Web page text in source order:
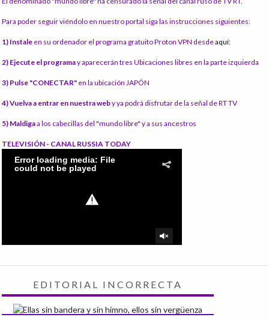
Para poder seguir viéndolo en nuestro portal siga las instrucciones siguientes:
1) Instale en su ordenador el programa gratuito Proton VPN desdeaquí:
2) Ejecute el programay aparecerán tres Ubicaciones libres en la parte izquierda
3) Pulse "CONECTAR" en la ubicación JAPÓN
4) Vuelva a entrar en nuestra weby ya podrá disfrutar de la señal de RT TV
5) Maldigaa los cabecillas del "mundo libre" y a sus ancestros
TELEVISIÓN - CANAL RUSSIA TODAY
EDITORIAL INCORRECTA